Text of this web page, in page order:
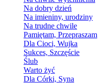
Na dobry dzień
Na imieniny, urodziny
Na trudne chwile
Pamiętam, Przepraszam
Dla Cioci, Wujka
Sukces, Szczęście
Ślub
Warto żyć
Dla Córki, Syna